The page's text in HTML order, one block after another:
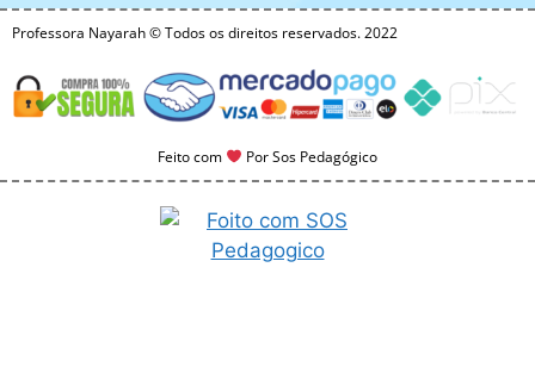
Professora Nayarah © Todos os direitos reservados. 2022
Feito com Por Sos Pedagógico